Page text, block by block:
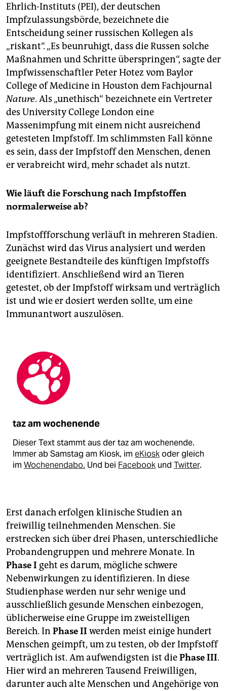
Ehrlich-Instituts (PEI), der deutschen
Impfzulassungsbörde, bezeichnete die
Entscheidung seiner russischen Kollegen als
„riskant“. „Es beunruhigt, dass die Russen solche
Maßnahmen und Schritte überspringen“, sagte der
Impfwissenschaftler Peter Hotez vom Baylor
College of Medicine in Houston dem Fachjournal
Nature. Als „unethisch“ bezeichnete ein Vertreter
des University College London eine
Massenimpfung mit einem nicht ausreichend
getesteten Impfstoff. Im schlimmsten Fall könne
es sein, dass der Impfstoff den Menschen, denen
er verabreicht wird, mehr schadet als nutzt.
Wie läuft die Forschung nach Impfstoffen
normalerweise ab?
Impfstoffforschung verläuft in mehreren Stadien.
Zunächst wird das Virus analysiert und werden
geeignete Bestandteile des künftigen Impfstoffs
identifiziert. Anschließend wird an Tieren
getestet, ob der Impfstoff wirksam und verträglich
ist und wie er dosiert werden sollte, um eine
Immunantwort auszulösen.
taz am wochenende
Dieser Text stammt aus der taz am wochenende.
Immer ab Samstag am Kiosk, im eKioskoder gleich
im Wochenendabo. Und bei Facebook und Twitter.
Erst danach erfolgen klinische Studien an
freiwillig teilnehmenden Menschen. Sie
erstrecken sich über drei Phasen, unterschiedliche
Probandengruppen und mehrere Monate. In
Phase I geht es darum, mögliche schwere
Nebenwirkungen zu identifizieren. In diese
Studienphase werden nur sehr wenige und
ausschließlich gesunde Menschen einbezogen,
üblicherweise eine Gruppe im zweistelligen
Bereich. In Phase II werden meist einige hundert
Menschen geimpft, um zu testen, ob der Impfstoff
verträglich ist. Am aufwendigsten ist diePhase III.
Hier wird an mehreren Tausend Freiwilligen,
darunter auch alte Menschen und Angehörige von